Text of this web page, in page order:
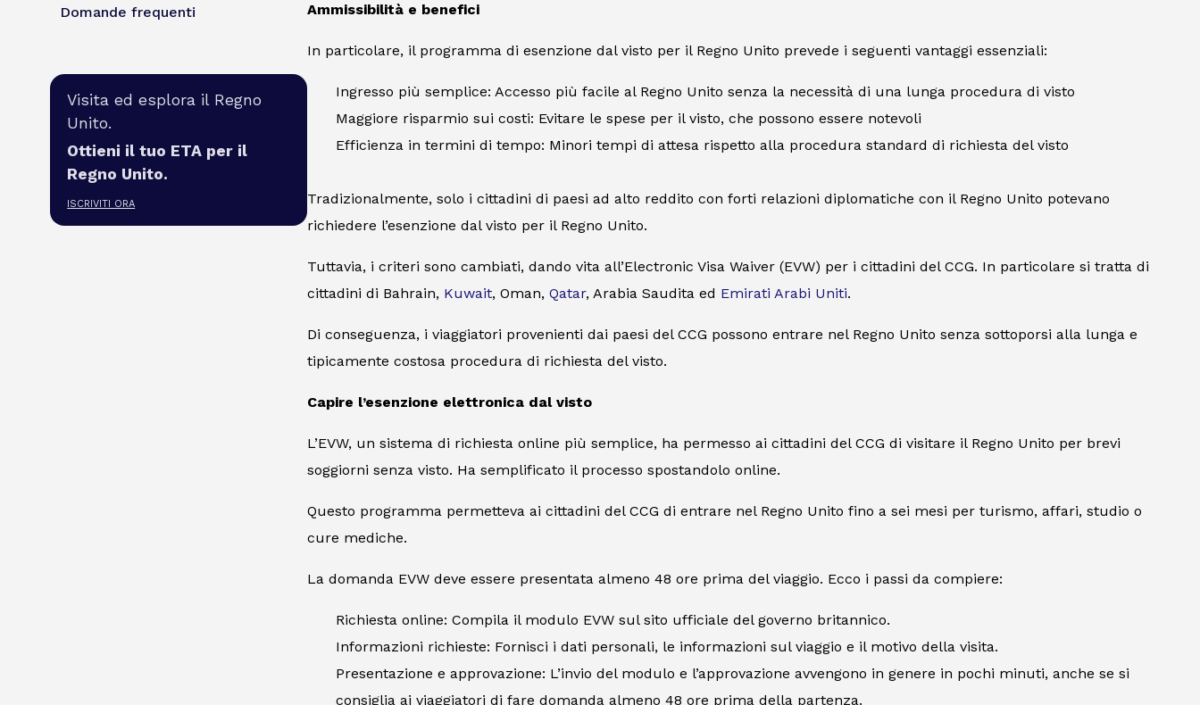
Domande frequenti
Visita ed esplora il Regno
Unito.
Ottieni il tuo ETA per il
Regno Unito.
ISCRIVITI ORA
Ammissibilità e benefici
In particolare, il programma di esenzione dal visto per il Regno Unito prevede i seguenti vantaggi essenziali:
Ingresso più semplice: Accesso più facile al Regno Unito senza la necessità di una lunga procedura di visto
Maggiore risparmio sui costi: Evitare le spese per il visto, che possono essere notevoli
Efficienza in termini di tempo: Minori tempi di attesa rispetto alla procedura standard di richiesta del visto
Tradizionalmente, solo i cittadini di paesi ad alto reddito con forti relazioni diplomatiche con il Regno Unito potevano
richiedere l’esenzione dal visto per il Regno Unito.
Tuttavia, i criteri sono cambiati, dando vita all’Electronic Visa Waiver (EVW) per i cittadini del CCG. In particolare si tratta di
cittadini di Bahrain, Kuwait, Oman, Qatar, Arabia Saudita ed Emirati Arabi Uniti.
Di conseguenza, i viaggiatori provenienti dai paesi del CCG possono entrare nel Regno Unito senza sottoporsi alla lunga e
tipicamente costosa procedura di richiesta del visto.
Capire l’esenzione elettronica dal visto
L’EVW, un sistema di richiesta online più semplice, ha permesso ai cittadini del CCG di visitare il Regno Unito per brevi
soggiorni senza visto. Ha semplificato il processo spostandolo online.
Questo programma permetteva ai cittadini del CCG di entrare nel Regno Unito fino a sei mesi per turismo, affari, studio o
cure mediche.
La domanda EVW deve essere presentata almeno 48 ore prima del viaggio. Ecco i passi da compiere:
Richiesta online: Compila il modulo EVW sul sito ufficiale del governo britannico.
Informazioni richieste: Fornisci i dati personali, le informazioni sul viaggio e il motivo della visita.
Presentazione e approvazione: L’invio del modulo e l’approvazione avvengono in genere in pochi minuti, anche se si
consiglia ai viaggiatori di fare domanda almeno 48 ore prima della partenza.